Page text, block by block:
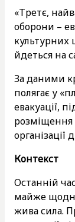
«Третє,
оборони –
культурних
йдеться на
За даними
полягає у
евакуації,
розміщення
організації
Контекст
Останній
майже
жива сила.